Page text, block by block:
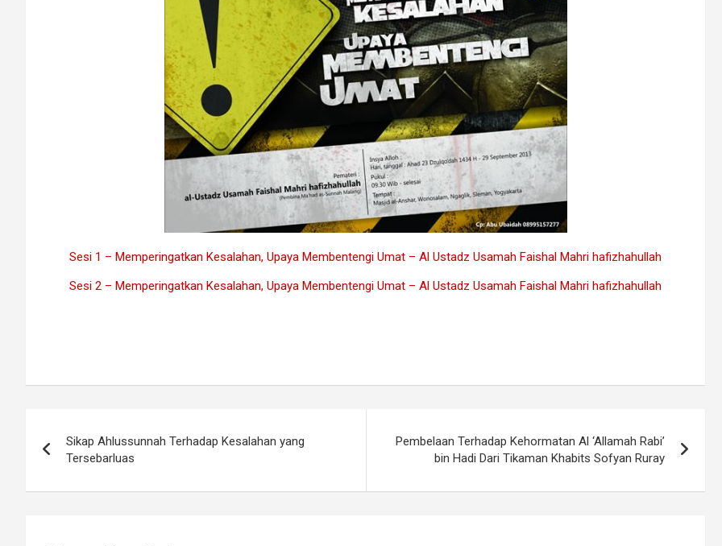
Sesi 1 – Memperingatkan Kesalahan, Upaya Membentengi Umat – Al Ustadz Usamah Faishal Mahri hafizhahullah
Sesi 2 – Memperingatkan Kesalahan, Upaya Membentengi Umat – Al Ustadz Usamah Faishal Mahri hafizhahullah
pos
Sikap Ahlussunnah Terhadap Kesalahan yang
Tersebarluas
Pembelaan Terhadap Kehormatan Al ‘Allamah Rabi’
bin Hadi Dari Tikaman Khabits Sofyan Ruray